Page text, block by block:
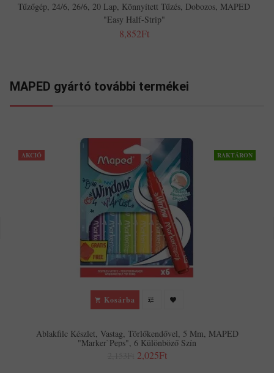
Tűzőgép, 24/6, 26/6, 20 Lap, Könnyített Tűzés, Dobozos, MAPED
"Easy Half-Strip"
8,852Ft
MAPED gyártó további termékei
AKCIÓ RAKTÁRON
Kosárba
Ablakfilc Készlet, Vastag, Törlőkendővel, 5 Mm, MAPED
"Marker`Peps", 6 Különböző Szín
2,025Ft